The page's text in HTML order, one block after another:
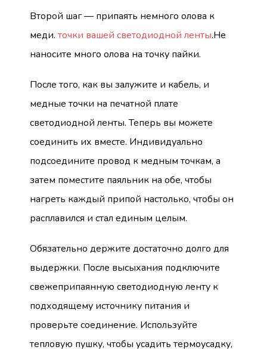
Второй шаг — припаять немного олова к
меди. точки вашей светодиодной ленты.Не
наносите много олова на точку пайки.
После того, как вы залужите и кабель, и
медные точки на печатной плате
светодиодной ленты. Теперь вы можете
соединить их вместе. Индивидуально
подсоедините провод к медным точкам, а
затем поместите паяльник на обе, чтобы
нагреть каждый припой настолько, чтобы он
расплавился и стал единым целым.
Обязательно держите достаточно долго для
выдержки. После высыхания подключите
свежеприпаянную светодиодную ленту к
подходящему источнику питания и
проверьте соединение. Используйте
тепловую пушку, чтобы усадить термоусадку,